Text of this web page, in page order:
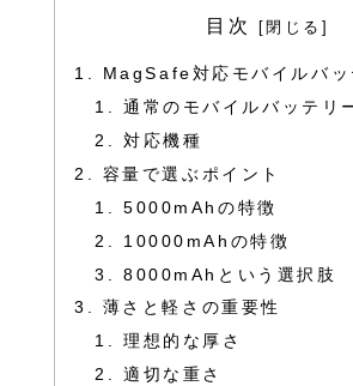
目次
MagSafe対応モバイルバッ
通常のモバイルバッテリ
対応機種
容量で選ぶポイント
5000mAhの特徴
10000mAhの特徴
8000mAhという選択肢
薄さと軽さの重要性
理想的な厚さ
適切な重さ